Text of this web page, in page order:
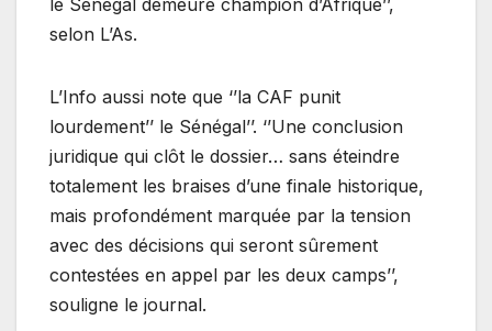
le Sénégal demeure champion d’Afrique’’,
selon L’As.
L’Info aussi note que ‘’la CAF punit
lourdement’’ le Sénégal’’. ‘’Une conclusion
juridique qui clôt le dossier… sans éteindre
totalement les braises d’une finale historique,
mais profondément marquée par la tension
avec des décisions qui seront sûrement
contestées en appel par les deux camps’’,
souligne le journal.